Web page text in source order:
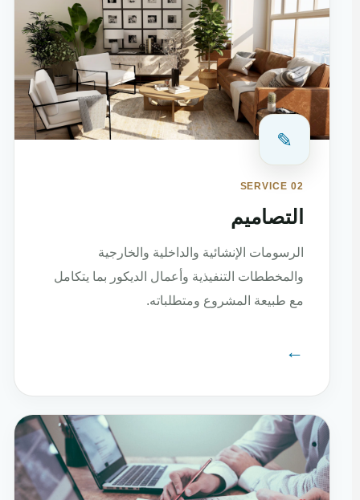
✎
SERVICE 02
التصاميم
الرسومات الإنشائية والداخلية والخارجية
والمخططات التنفيذية وأعمال الديكور بما يتكامل
مع طبيعة المشروع ومتطلباته.
←